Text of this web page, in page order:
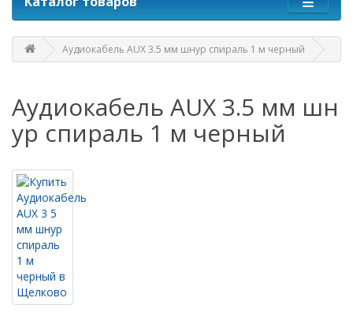
Аудиокабель AUX 3.5 мм шнур спираль 1 м черный
Аудиокабель AUX 3.5 мм шн
ур спираль 1 м черный